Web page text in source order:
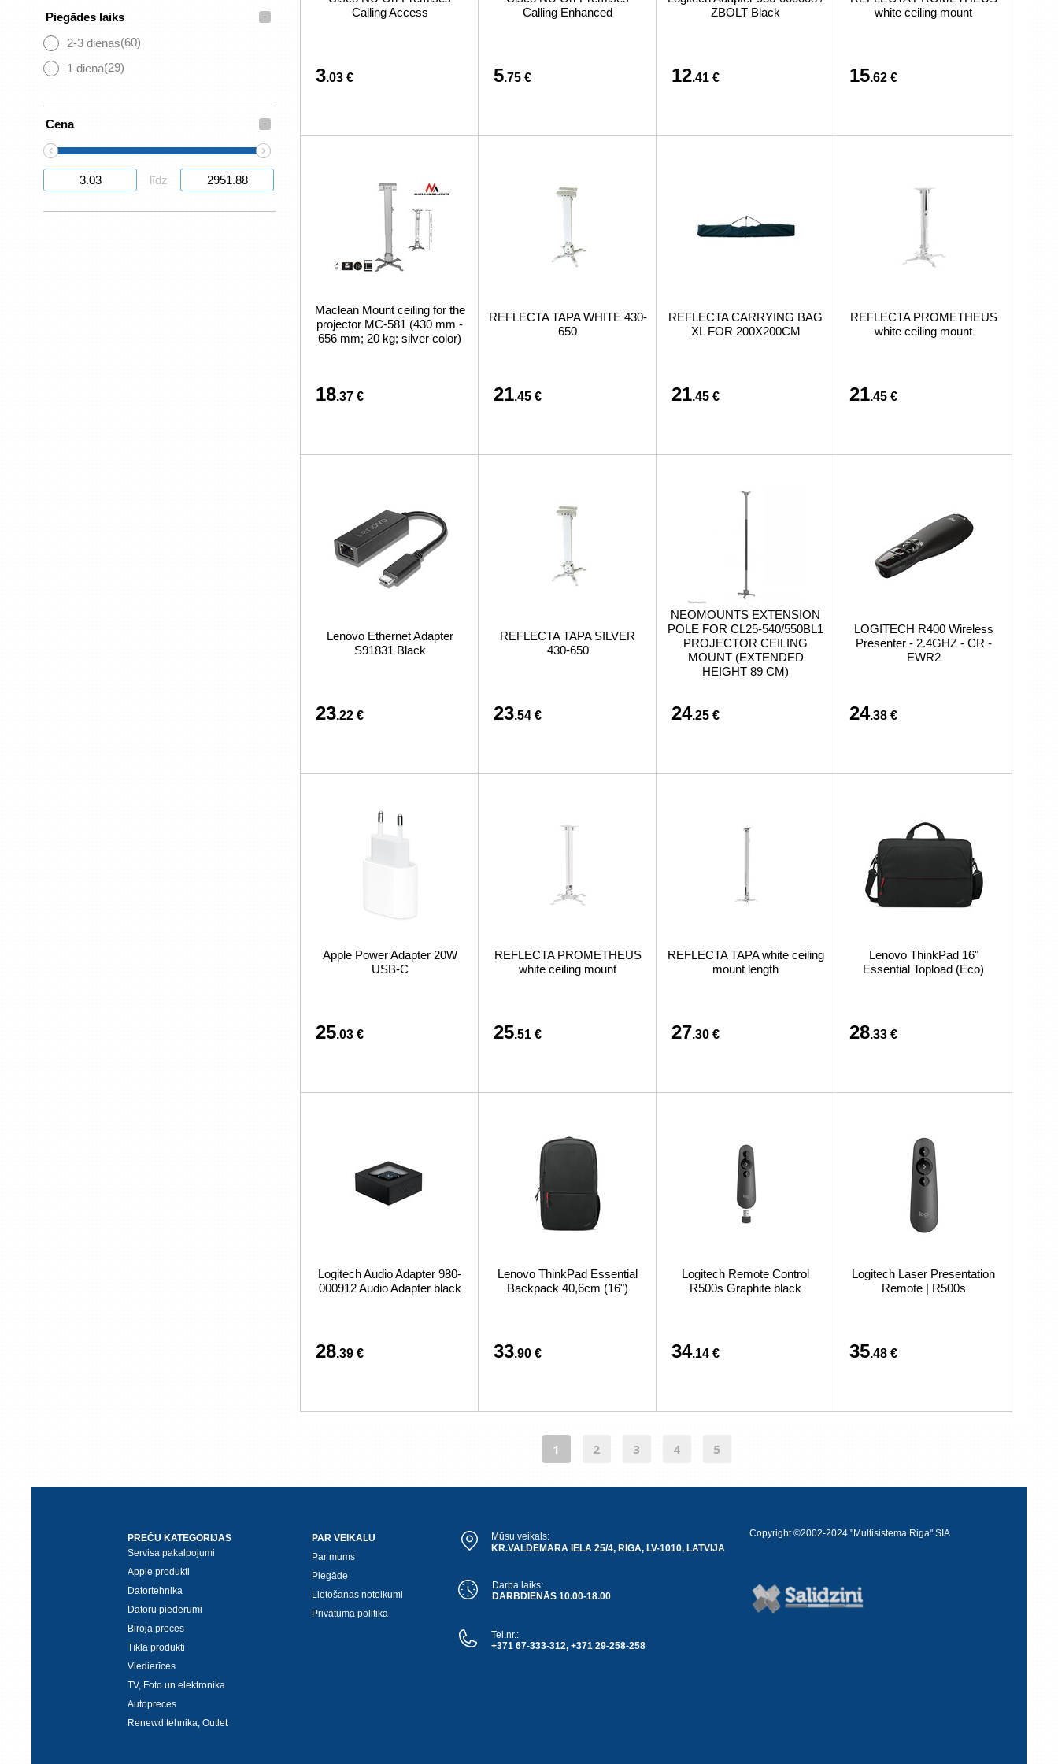
preču iegādi vai piegādi
Piegādes laiks
–
2-3 dienas(60)
1 diena(29)
Cena
–
‹
›
līdz
Calling Access
3.03 €
Calling Enhanced
5.75 €
ZBOLT Black
12.41 €
white ceiling mount
15.62 €
Maclean Mount ceiling for the
projector MC-581 (430 mm -
656 mm; 20 kg; silver color)
18.37 €
REFLECTA TAPA WHITE 430-
650
21.45 €
REFLECTA CARRYING BAG
XL FOR 200X200CM
21.45 €
REFLECTA PROMETHEUS
white ceiling mount
21.45 €
Lenovo Ethernet Adapter
S91831 Black
23.22 €
REFLECTA TAPA SILVER
430-650
23.54 €
NEOMOUNTS EXTENSION
POLE FOR CL25-540/550BL1
PROJECTOR CEILING
MOUNT (EXTENDED
HEIGHT 89 CM)
24.25 €
LOGITECH R400 Wireless
Presenter - 2.4GHZ - CR -
EWR2
24.38 €
Apple Power Adapter 20W
USB-C
25.03 €
REFLECTA PROMETHEUS
white ceiling mount
25.51 €
REFLECTA TAPA white ceiling
mount length
27.30 €
Lenovo ThinkPad 16"
Essential Topload (Eco)
28.33 €
Logitech Audio Adapter 980-
000912 Audio Adapter black
28.39 €
Lenovo ThinkPad Essential
Backpack 40,6cm (16")
33.90 €
Logitech Remote Control
R500s Graphite black
34.14 €
Logitech Laser Presentation
Remote | R500s
35.48 €
1 2 3 4 5
PREČU KATEGORIJAS
Servisa pakalpojumi
Apple produkti
Datortehnika
Datoru piederumi
Biroja preces
Tīkla produkti
Viedierīces
TV, Foto un elektronika
Autopreces
Renewd tehnika, Outlet
PAR VEIKALU
Par mums
Piegāde
Lietošanas noteikumi
Privātuma politika
Mūsu veikals:
KR.VALDEMĀRA IELA 25/4, RĪGA, LV-1010, LATVIJA
Darba laiks:
DARBDIENĀS 10.00-18.00
Tel.nr.:
+371 67-333-312, +371 29-258-258
Copyright ©2002-2024 "Multisistema Riga" SIA